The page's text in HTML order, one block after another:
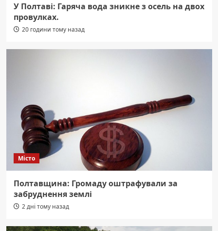
У Полтаві: Гаряча вода зникне з осель на двох
провулках.
20 години тому назад
Місто
Полтавщина: Громаду оштрафували за
забруднення землі
2 дні тому назад